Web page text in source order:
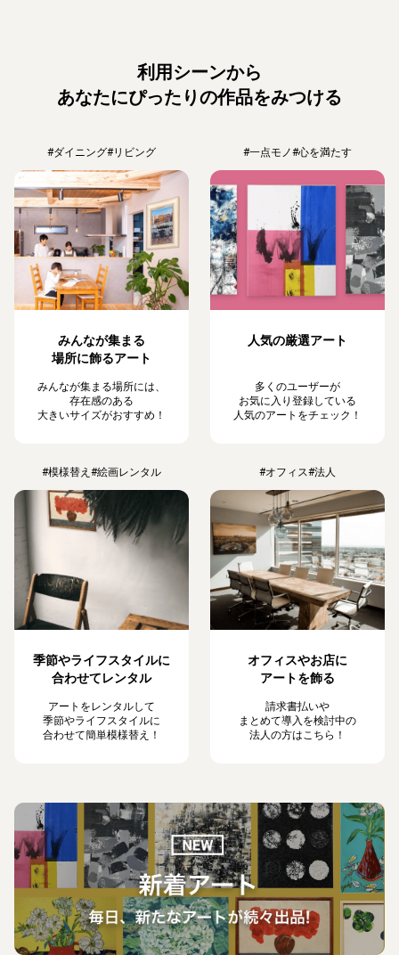
利用シーンから
あなたにぴったりの作品をみつける
#ダイニング#リビング
みんなが集まる
場所に飾るアート
みんなが集まる場所には、
存在感のある
大きいサイズがおすすめ！
#一点モノ#心を満たす
人気の厳選アート
多くのユーザーが
お気に入り登録している
人気のアートをチェック！
#模様替え #絵画レンタル
季節やライフスタイルに
合わせてレンタル
アートをレンタルして
季節やライフスタイルに
合わせて簡単模様替え！
#オフィス#法人
オフィスやお店に
アートを飾る
請求書払いや
まとめて導入を検討中の
法人の方はこちら！